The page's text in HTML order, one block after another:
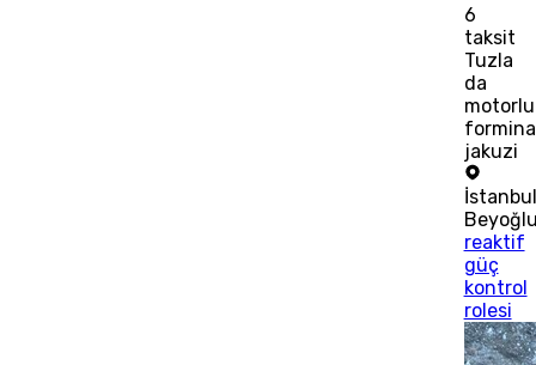
6
taksit
Tuzla
da
motorlu
formina
jakuzi
İstanbul
reaktif
güç
kontrol
rolesi